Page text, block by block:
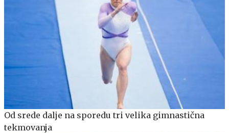
Od srede dalje na sporedu tri velika gimnastična
tekmovanja